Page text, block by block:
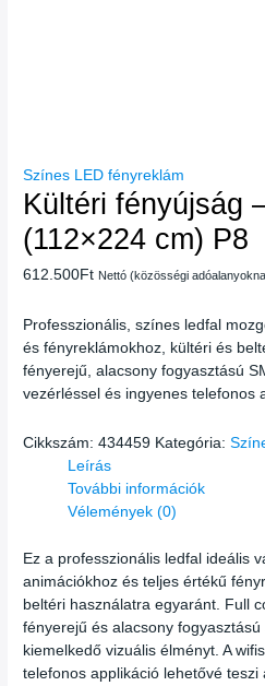
Színes LED fényreklám
Kültéri fényújság
(112×224 cm) P8
612.500Ft Nettó (közösségi
Professzionális, színes ledfal
és fényreklámokhoz, kültéri és
fényerejű, alacsony fogyasztású
vezérléssel és ingyenes telefonos
Cikkszám:434459 Kategória:
Leírás
További információk
Vélemények (0)
Ez a professzionális ledfal ideális
animációkhoz és teljes értékű
beltéri használatra egyaránt. Full
fényerejű és alacsony
kiemelkedő vizuális élményt. A
telefonos applikáció lehetővé teszi